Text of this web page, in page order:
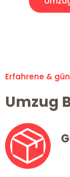
Erfahrene &
Umzug